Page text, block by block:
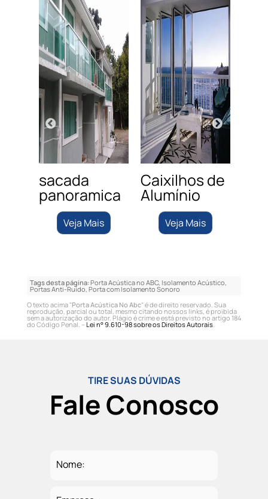
sacada
panoramica
Veja Mais
Caixilhos de
Alumínio
Veja Mais
Tags desta página:Porta Acústica no ABC, Isolamento Acústico,
Portas Anti-Ruído, Porta com Isolamento Sonoro
O texto acima "Porta Acústica No Abc" é de direito reservado. Sua
reprodução, parcial ou total, mesmo citando nossos links, é proibida
sem a autorização do autor. Plágio é crime e está previsto no artigo 184
do Código Penal. – Lei n° 9.610-98 sobre os Direitos Autorais.
TIRE SUAS DÚVIDAS
Fale Conosco
Nome: